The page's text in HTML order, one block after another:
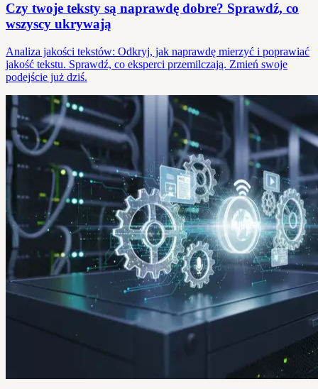
Czy twoje teksty są naprawdę dobre? Sprawdź, co
wszyscy ukrywają
Analiza jakości tekstów: Odkryj, jak naprawdę mierzyć i poprawiać
jakość tekstu. Sprawdź, co eksperci przemilczają. Zmień swoje
podejście już dziś.